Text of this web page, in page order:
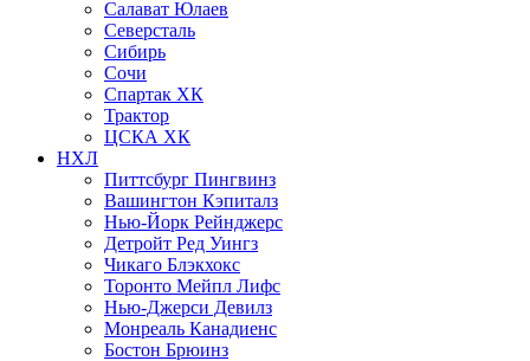
Салават Юлаев
Северсталь
Сибирь
Сочи
Спартак ХК
Трактор
ЦСКА ХК
НХЛ
Питтсбург Пингвинз
Вашингтон Кэпиталз
Нью-Йорк Рейнджерс
Детройт Ред Уингз
Чикаго Блэкхокс
Торонто Мейпл Лифс
Нью-Джерси Девилз
Монреаль Канадиенс
Бостон Брюинз